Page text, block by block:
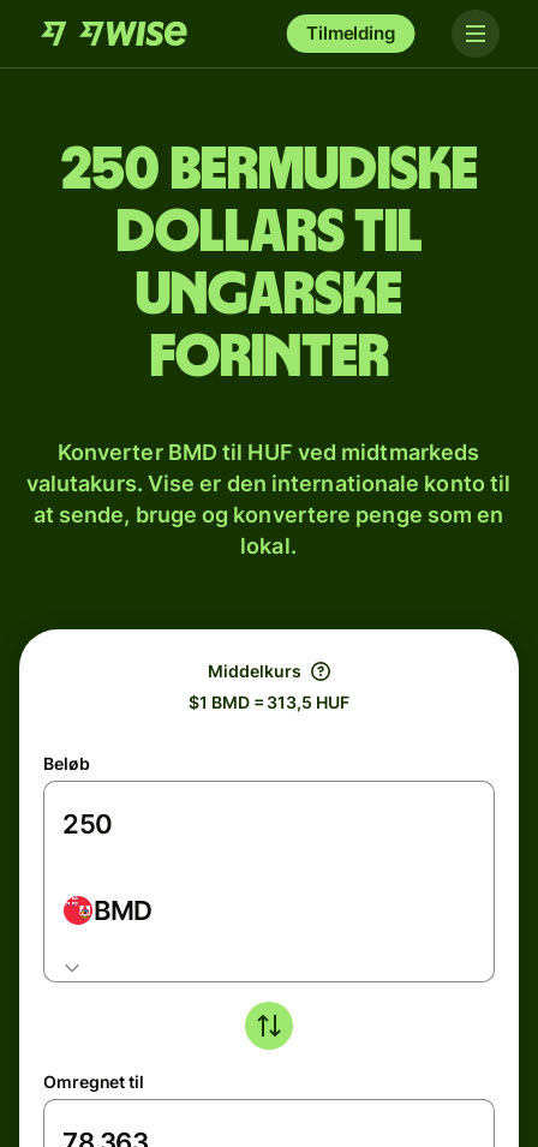
Tilmelding
250 bermudiske
dollars til
ungarske
forinter
Konverter BMD til HUF ved midtmarkeds
valutakurs. Vise er den internationale konto til
at sende, bruge og konvertere penge som en
lokal.
Middelkurs
$1 BMD = 313,5 HUF
Beløb
BMD
Omregnet til